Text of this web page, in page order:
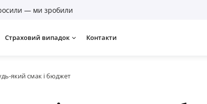
— ми зробили
Страховий випадок Контакти
який смак і бюджет